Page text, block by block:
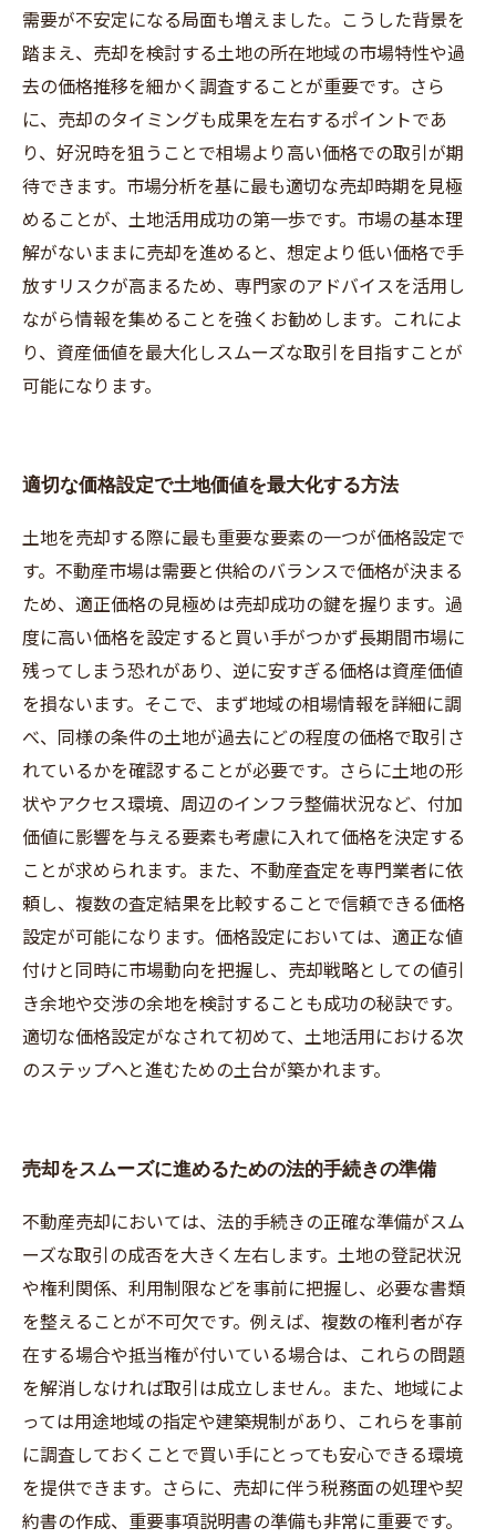
需要が不安定になる局面も増えました。こうした背景を
踏まえ、売却を検討する土地の所在地域の市場特性や過
去の価格推移を細かく調査することが重要です。さら
に、売却のタイミングも成果を左右するポイントであ
り、好況時を狙うことで相場より高い価格での取引が期
待できます。市場分析を基に最も適切な売却時期を見極
めることが、土地活用成功の第一歩です。市場の基本理
解がないままに売却を進めると、想定より低い価格で手
放すリスクが高まるため、専門家のアドバイスを活用し
ながら情報を集めることを強くお勧めします。これによ
り、資産価値を最大化しスムーズな取引を目指すことが
可能になります。
適切な価格設定で土地価値を最大化する方法
土地を売却する際に最も重要な要素の一つが価格設定で
す。不動産市場は需要と供給のバランスで価格が決まる
ため、適正価格の見極めは売却成功の鍵を握ります。過
度に高い価格を設定すると買い手がつかず長期間市場に
残ってしまう恐れがあり、逆に安すぎる価格は資産価値
を損ないます。そこで、まず地域の相場情報を詳細に調
べ、同様の条件の土地が過去にどの程度の価格で取引さ
れているかを確認することが必要です。さらに土地の形
状やアクセス環境、周辺のインフラ整備状況など、付加
価値に影響を与える要素も考慮に入れて価格を決定する
ことが求められます。また、不動産査定を専門業者に依
頼し、複数の査定結果を比較することで信頼できる価格
設定が可能になります。価格設定においては、適正な値
付けと同時に市場動向を把握し、売却戦略としての値引
き余地や交渉の余地を検討することも成功の秘訣です。
適切な価格設定がなされて初めて、土地活用における次
のステップへと進むための土台が築かれます。
売却をスムーズに進めるための法的手続きの準備
不動産売却においては、法的手続きの正確な準備がスム
ーズな取引の成否を大きく左右します。土地の登記状況
や権利関係、利用制限などを事前に把握し、必要な書類
を整えることが不可欠です。例えば、複数の権利者が存
在する場合や抵当権が付いている場合は、これらの問題
を解消しなければ取引は成立しません。また、地域によ
っては用途地域の指定や建築規制があり、これらを事前
に調査しておくことで買い手にとっても安心できる環境
を提供できます。さらに、売却に伴う税務面の処理や契
約書の作成、重要事項説明書の準備も非常に重要です。